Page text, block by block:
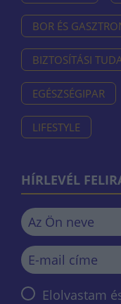
BOR ÉS
BIZTOSÍTÁSI
EGÉSZSÉGIPAR
LIFESTYLE
HÍRLEVÉL
Elolvastam